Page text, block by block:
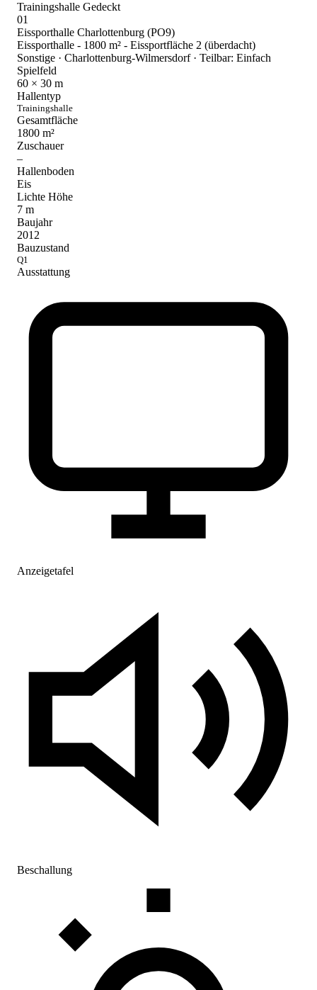
Trainingshalle Gedeckt
01
Eissporthalle Charlottenburg (PO9)
Eissporthalle - 1800 m² - Eissportfläche 2 (überdacht)
Sonstige · Charlottenburg-Wilmersdorf · Teilbar: Einfach
Spielfeld
60 × 30 m
Hallentyp
Trainingshalle
Gesamtfläche
1800 m²
Zuschauer
–
Hallenboden
Eis
Lichte Höhe
7 m
Baujahr
2012
Bauzustand
Q1
Ausstattung
Anzeigetafel
Beschallung